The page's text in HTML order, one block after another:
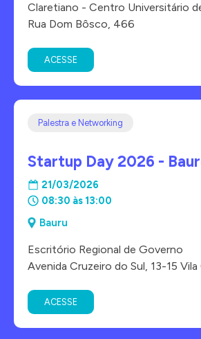
Claretiano - Centro Universitário
Rua Dom Bôsco, 466
ACESSE
Palestra e Networking
Startup Day 2026 -
21/03/2026
08:30 às 13:00
Bauru
Escritório Regional de Governo
Avenida Cruzeiro do Sul, 13-15 Vila
ACESSE